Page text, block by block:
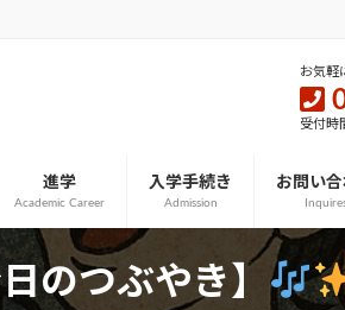
お気軽
受付時
進学
Academic Career
入学手続き
Admission
お問い
のつぶやき】